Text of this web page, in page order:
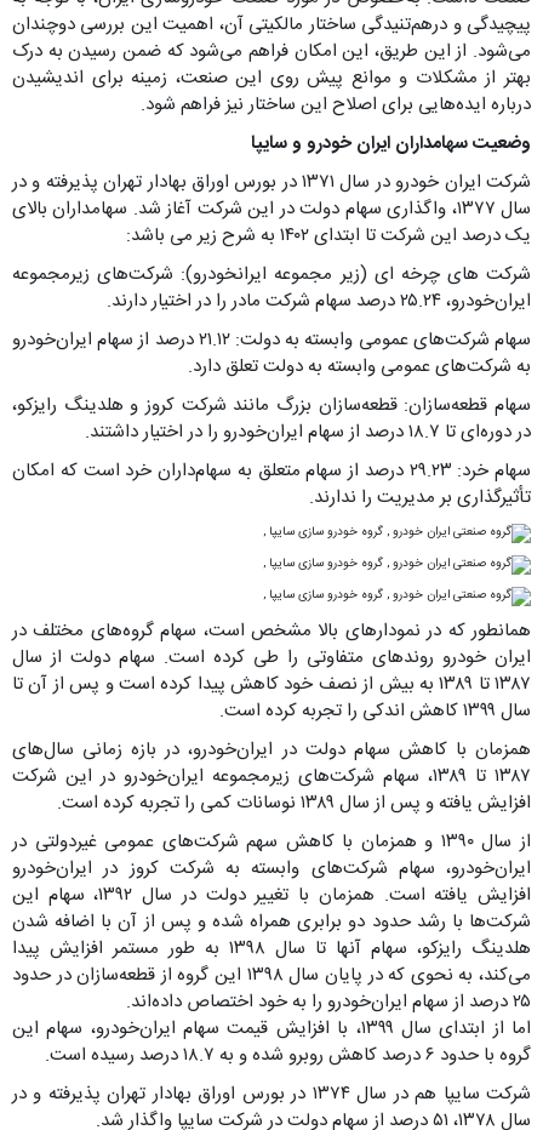
پیچیدگی و درهم‌تنیدگی ساختار مالکیتی آن، اهمیت این بررسی دوچندان
می‌شود. از این طریق، این امکان فراهم می‌شود که ضمن رسیدن به درک
بهتر از مشکلات و موانع پیش روی این صنعت، زمینه برای اندیشیدن
درباره ایده‌هایی برای اصلاح این ساختار نیز فراهم شود.
وضعیت سهامداران ایران خودرو و سایپا
شرکت ایران خودرو در سال ۱۳۷۱ در بورس اوراق بهادار تهران پذیرفته و در
سال ۱۳۷۷، واگذاری سهام دولت در این شرکت آغاز شد. سهامداران بالای
یک درصد این شرکت تا ابتدای ۱۴۰۲ به شرح زیر می باشد:
شرکت های چرخه ای (زیر مجموعه ایرانخودرو): شرکت‌های زیرمجموعه
ایران‌خودرو، ۲۵.۲۴ درصد سهام شرکت مادر را در اختیار دارند.
سهام شرکت‌های عمومی وابسته به دولت: ۲۱.۱۲ درصد از سهام ایران‌خودرو
به شرکت‌های عمومی وابسته به دولت تعلق دارد.
سهام قطعه‌سازان: قطعه‌سازان بزرگ مانند شرکت کروز و هلدینگ رایزکو،
در دوره‌ای تا ۱۸.۷ درصد از سهام ایران‌خودرو را در اختیار داشتند.
سهام خرد: ۲۹.۲۳ درصد از سهام متعلق به سهام‌داران خرد است که امکان
تأثیرگذاری بر مدیریت را ندارند.
همانطور که در نمودارهای بالا مشخص است، سهام گروه‌های مختلف در
ایران خودرو روندهای متفاوتی را طی کرده است. سهام دولت از سال
۱۳۸۷ تا ۱۳۸۹ به بیش از نصف خود کاهش پیدا کرده است و پس از آن تا
سال ۱۳۹۹ کاهش اندکی را تجربه کرده است.
همزمان با کاهش سهام دولت در ایران‌خودرو، در بازه زمانی سال‌های
۱۳۸۷ تا ۱۳۸۹، سهام شرکت‌های زیرمجموعه ایران‌خودرو در این شرکت
افزایش یافته و پس از سال ۱۳۸۹ نوسانات کمی را تجربه کرده است.
از سال ۱۳۹۰ و همزمان با کاهش سهم شرکت‌های عمومی غیردولتی در
ایران‌خودرو، سهام شرکت‌های وابسته به شرکت کروز در ایران‌خودرو
افزایش یافته است. همزمان با تغییر دولت در سال ۱۳۹۲، سهام این
شرکت‌ها با رشد حدود دو برابری همراه شده و پس از آن با اضافه شدن
هلدینگ رایزکو، سهام آنها تا سال ۱۳۹۸ به طور مستمر افزایش پیدا
می‌کند، به نحوی که در پایان سال ۱۳۹۸ این گروه از قطعه‌سازان در حدود
۲۵ درصد از سهام ایران‌خودرو را به خود اختصاص داده‌اند.
اما از ابتدای سال ۱۳۹۹، با افزایش قیمت سهام ایران‌خودرو، سهام این
گروه با حدود ۶ درصد کاهش روبرو شده و به ۱۸.۷ درصد رسیده است.
شرکت سایپا هم در سال ۱۳۷۴ در بورس اوراق بهادار تهران پذیرفته و در
سال ۱۳۷۸، ۵۱ درصد از سهام دولت در شرکت سایپا واگذار شد.